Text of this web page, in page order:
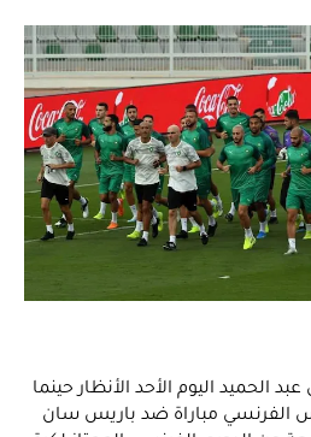
الحميد اليوم الأحد الأنظار حينما
مباراة ضد باريس سان